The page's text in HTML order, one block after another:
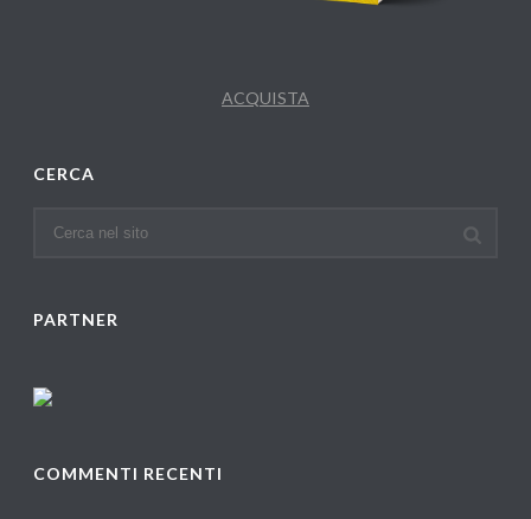
ACQUISTA
CERCA
PARTNER
COMMENTI RECENTI